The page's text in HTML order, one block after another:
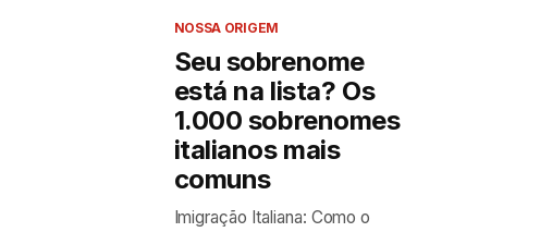
NOSSA ORIGEM
Seu sobrenome
está na lista? Os
1.000 sobrenomes
italianos mais
comuns
Imigração Italiana: Como o